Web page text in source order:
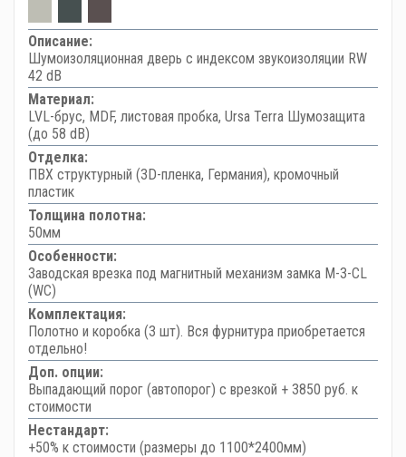
Описание:
Шумоизоляционная дверь с индексом звукоизоляции RW
42 dB
Материал:
LVL-брус, MDF, листовая пробка, Ursa Terra Шумозащита
(до 58 dB)
Отделка:
ПВХ структурный (3D-пленка, Германия), кромочный
пластик
Толщина полотна:
50мм
Особенности:
Заводская врезка под магнитный механизм замка M-3-CL
(WC)
Комплектация:
Полотно и коробка (3 шт). Вся фурнитура приобретается
отдельно!
Доп. опции:
Выпадающий порог (автопорог) с врезкой + 3850 руб. к
стоимости
Нестандарт:
+50% к стоимости (размеры до 1100*2400мм)